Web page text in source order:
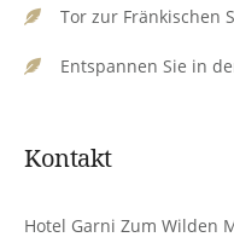
Tor zur Fränkischen
Entspannen Sie in
Kontakt
Hotel Garni Zum Wilden